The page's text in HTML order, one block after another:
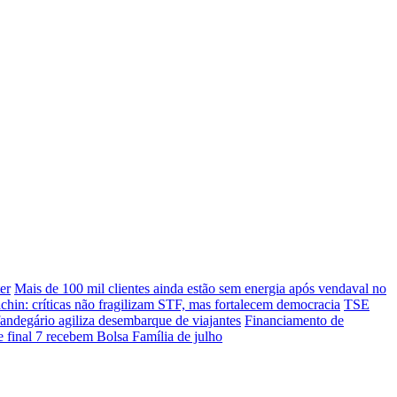
Mais de 100 mil clientes ainda estão sem energia após vendaval no
críticas não fragilizam STF, mas fortalecem democracia TSE
agiliza desembarque de viajantes Financiamento de
final 7 recebem Bolsa Família de julho